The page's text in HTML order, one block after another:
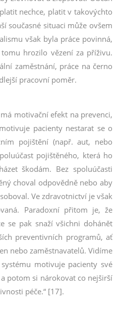
nechce, platit v takovýchto
současné situaci může ovšem
však byla práce povinná,
hrozilo vězení za příživu.
zaměstnání, práce na černo
pracovní poměr.
motivační efekt na prevenci,
pacienty nestarat se o
pojištění (např. aut, nebo
pojištěného, která ho
škodám. Bez spoluúčasti
choval odpovědně nebo aby
Ve zdravotnictví je však
Paradoxní přitom je, že
se pak snaží všichni dohánět
preventivních programů, ať
nebo zaměstnavatelů. Vidíme
motivuje pacienty své
potom si nárokovat co nejširší
péče.“ [17].